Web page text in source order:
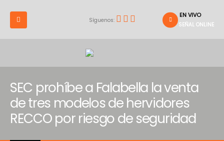
Síguenos:
EN VIVO
SEÑAL ONLINE
SEC prohíbe a Falabella la venta
de tres modelos de hervidores
RECCO por riesgo de seguridad